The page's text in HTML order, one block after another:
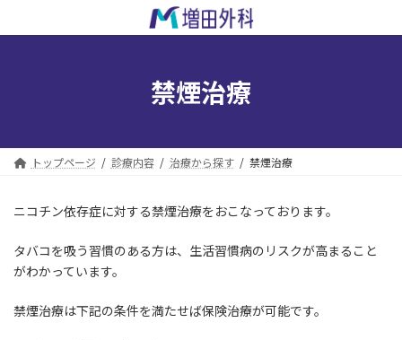
ッ
移
禁煙治療
トップページ 診療内容 治療から探す 禁煙治療
ニコチン依存症に対する禁煙治療をおこなっております。
タバコを吸う習慣のある方は、生活習慣病のリスクが高まること
がわかっています。
禁煙治療は下記の条件を満たせば保険治療が可能です。